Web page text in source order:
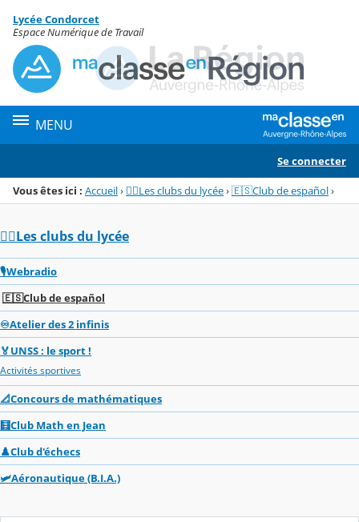
Menu de la rubrique
Contenu
Lycée Condorcet
Espace Numérique de Travail
MENU
Se connecter
Vous êtes ici : Accueil› 🏌️‍♂️Les clubs du lycée›🇪🇸Club de español›
🏌️‍♂️Les clubs du lycée
🎙️Webradio
🇪🇸Club de español
♾️Atelier des 2 infinis
🏅UNSS : le sport !
Activités sportives
📐Concours de mathématiques
🧮Club Math en Jean
♟️Club d'échecs
🛩️Aéronautique (B.I.A.)